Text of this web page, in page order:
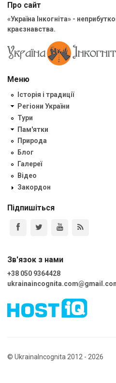
Про сайт
«Україна Інкогніта» -
краєзнавства.
Меню
Історія і традиції
Регіони України
Тури
Пам'ятки
Природа
Блог
Галереї
Відео
Закордон
Підпишіться
Зв'язок з нами
+38 050 9364428
© UkrainaIncognita 2012 - 2026